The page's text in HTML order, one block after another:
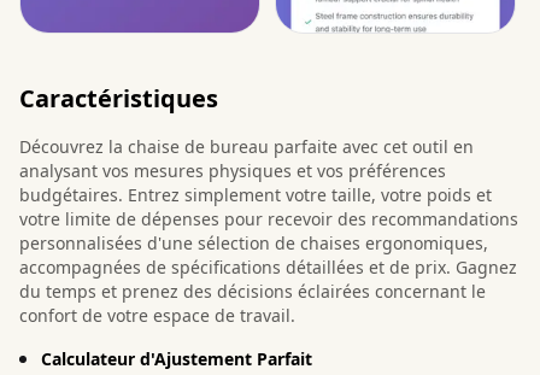
Caractéristiques
Découvrez la chaise de bureau parfaite avec cet outil en
analysant vos mesures physiques et vos préférences
budgétaires. Entrez simplement votre taille, votre poids et
votre limite de dépenses pour recevoir des recommandations
personnalisées d'une sélection de chaises ergonomiques,
accompagnées de spécifications détaillées et de prix. Gagnez
du temps et prenez des décisions éclairées concernant le
confort de votre espace de travail.
Calculateur d'Ajustement Parfait